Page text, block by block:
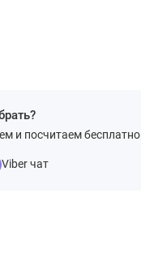
и посчитаем бесплатно
Viber чат